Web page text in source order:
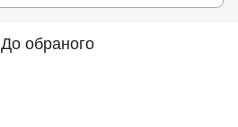
До обраного